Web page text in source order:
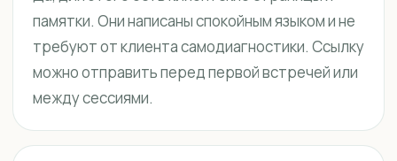
памятки. Они написаны спокойным языком и не
требуют от клиента самодиагностики. Ссылку
можно отправить перед первой встречей или
между сессиями.